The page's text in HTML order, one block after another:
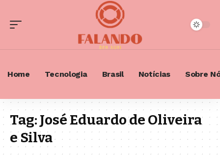
Home Tecnologia Brasil Notícias Sobre
Tag:José Eduardo de Oliveira
e Silva